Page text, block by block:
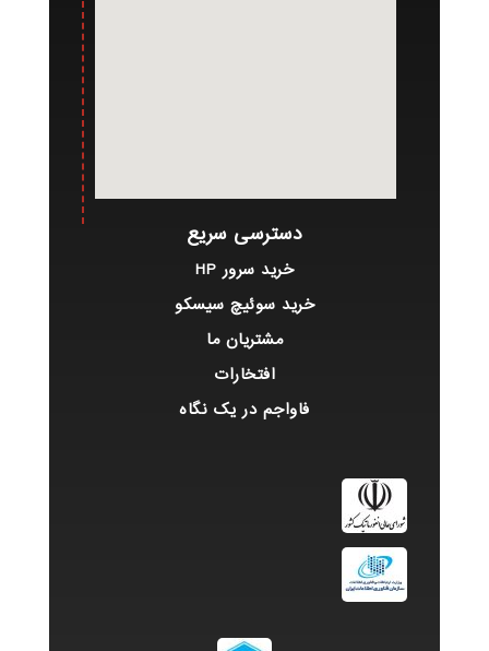
دسترسی سریع
خرید سرور HP
خرید سوئیچ سیسکو
مشتریان ما
افتخارات
فاواجم در یک نگاه